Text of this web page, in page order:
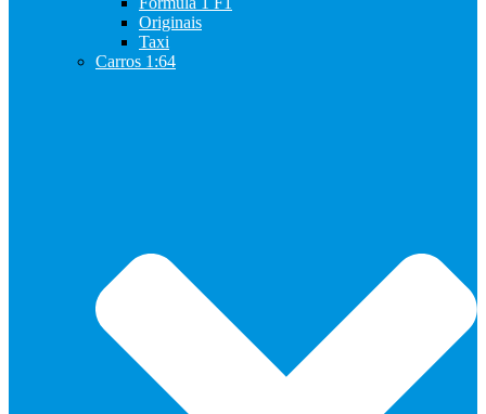
Originais
Taxi
Carros 1:64